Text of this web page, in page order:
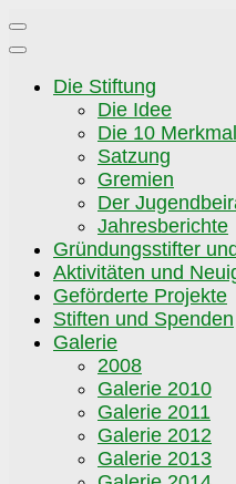
Zum
Inhalt
Die Stiftung
Die Idee
Die 10
Satzung
Gremien
Der
Jahresberichte
Gründungsstifter
Aktivitäten und
Geförderte Projekte
Stiften und Spenden
Galerie
2008
Galerie 2010
Galerie 2011
Galerie 2012
Galerie 2013